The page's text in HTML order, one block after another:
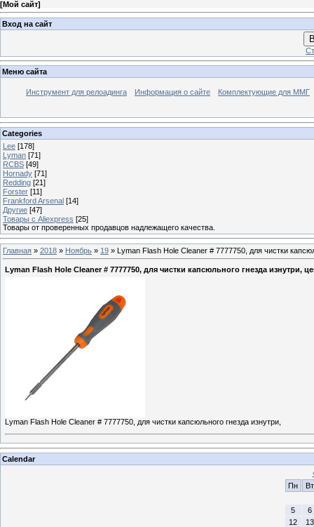
[Мой сайт]
Вход на сайт
Меню сайта
Инструмент для релоадинга Информация о сайте Комплектующие для ММГ
Categories
Lee [178]
Lyman [71]
RCBS [49]
Hornady [71]
Redding [21]
Forster [11]
Frankford Arsenal [14]
Другие [47]
Товары с Aliexpress [25]
Товары от проверенных продавцов надлежащего качества.
Главная » 2018 » Ноябрь » 19 » Lyman Flash Hole Cleaner # 7777750, для чистки
Lyman Flash Hole Cleaner # 7777750, для чистки капсюльного гнезда изнутри,
Lyman Flash Hole Cleaner # 7777750, для чистки капсюльного гнезда изнутри,
Calendar
Пн
Вт
5
6
12
13